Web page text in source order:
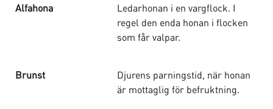
Alfahona
Ledarhonan i en vargflock. I
regel den enda honan i flocken
som får valpar.
Brunst
Djurens parningstid, när honan
är mottaglig för befruktning.